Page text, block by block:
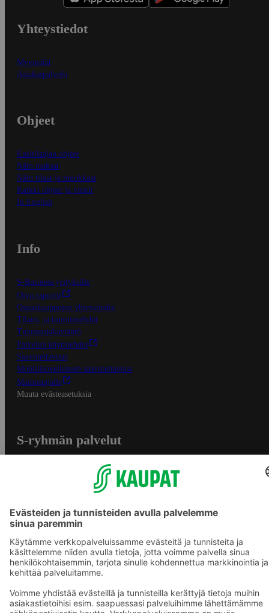
Yhteystiedot
Myymälät
Asiakaspalvelu
Ohjeet
Ensitilaajan ohjeet
Näin maksat
Näin tilaat ja muokkaat
Kaikki ohjeet ja vinkit
In English
Info
S-Business yrityksille
Oiva-raportit
Osuuskauppojen yhteystiedot
Tilaus- ja toimitusehdot
Tietosuojakäytäntö
Palvelun käyttöehdot
Saavutettavuus
Mobiilisovelluksen saavutettavuus
Mainostajalle
Muuta evästeasetuksia
S-ryhmän palvelut
S-ostoslista -sovellus
Prisma.fi
Sokos.fi
S-Pankki
Yhteishyvä
Raflaamo